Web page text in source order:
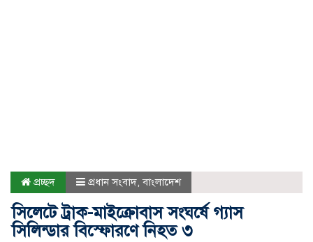
প্রচ্ছদ প্রধান সংবাদ,বাংলাদেশ
সিলেটে ট্রাক-মাইক্রোবাস সংঘর্ষে গ্যাস
সিলিন্ডার বিস্ফোরণে নিহত ৩